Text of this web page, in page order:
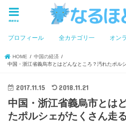
menu
プロフィール 全カテゴリ一 オン
HOME
中国の経済
中国・浙江省義烏市とはどんなところ？汚れたポル
2017.11.15 2018.11.21
中国・浙江省義烏市とは
たポルシェがたくさん走